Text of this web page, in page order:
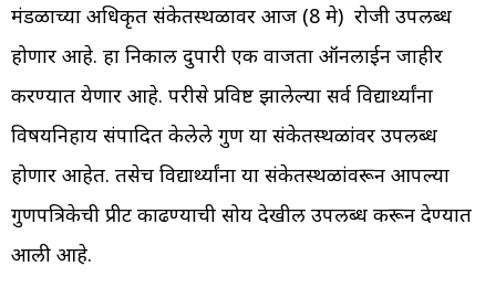
मंडळाच्या अधिकृत संकेतस्थळावर आज (8 मे) रोजी उपलब्ध
होणार आहे. हा निकाल दुपारी एक वाजता ऑनलाईन जाहीर
करण्यात येणार आहे. परीक्षेस प्रविष्ट झालेल्या सर्व विद्यार्थ्यांना
विषयनिहाय संपादित केलेले गुण या संकेतस्थळांवर उपलब्ध
होणार आहेत. तसेच विद्यार्थ्यांना या संकेतस्थळांवरून आपल्या
गुणपत्रिकेची प्रीट काढण्याची सोय देखील उपलब्ध करून देण्यात
आली आहे.